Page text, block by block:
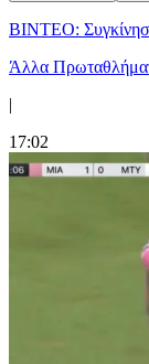
ΒΙΝΤΕΟ:
Άλλα
|
17:02